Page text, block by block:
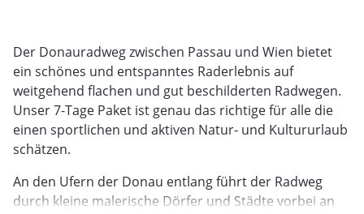
Der Donauradweg zwischen Passau und Wien bietet
ein schönes und entspanntes Raderlebnis auf
weitgehend flachen und gut beschilderten Radwegen.
Unser 7-Tage Paket ist genau das richtige für alle die
einen sportlichen und aktiven Natur- und Kultururlaub
schätzen.
An den Ufern der Donau entlang führt der Radweg
durch kleine malerische Dörfer und Städte vorbei an